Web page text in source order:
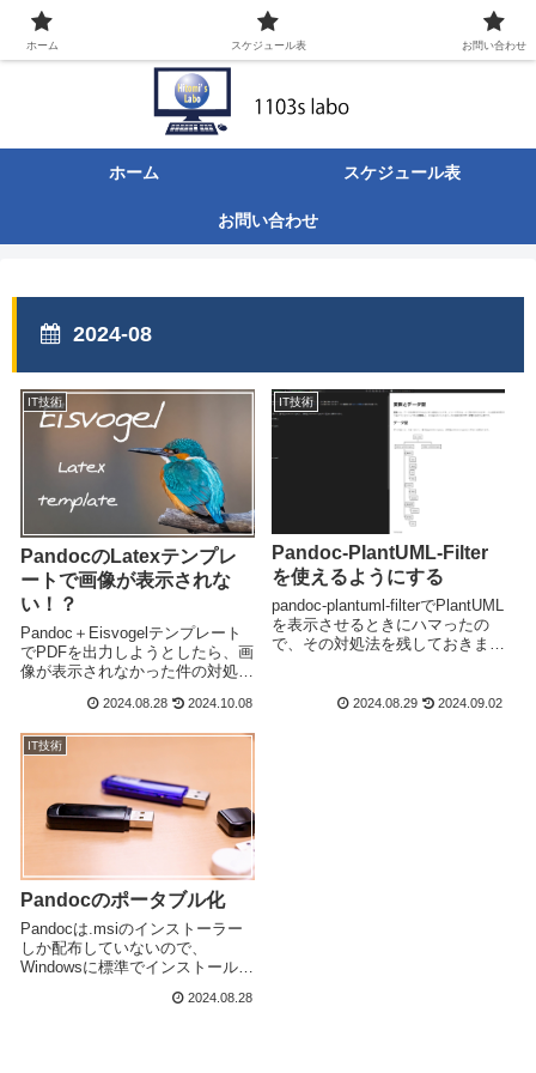
ITなんでも屋の日々のあれこれ。
ホーム スケジュール表
お問い合わせ
2024-08
IT技術
PandocのLatexテンプレ
ートで画像が表示されな
い！？
Pandoc＋Eisvogelテンプレート
でPDFを出力しようとしたら、画
像が表示されなかった件の対処法
Eisvogel2.5.0でこの変更は修正
されましたので、2.5.0以降の方
はこれ以下の作業をしなくても
2024.08.28 2024.10.08
IT技術
Pandoc-PlantUML-Filter
を使えるようにする
pandoc-plantuml-filterでPlantUML
を表示させるときにハマったの
で、その対処法を残しておきま
Code 1.92.2拡張機能：Mar
2024.08.29 2024.09.02
IT技術
Pandocのポータブル化
Pandocは.msiのインストーラー
しか配布していないので、
Windowsに標準でインストールさ
部のファイルを取り出す。2024.08.28
ホーム スケジュール表 お問い合わせ